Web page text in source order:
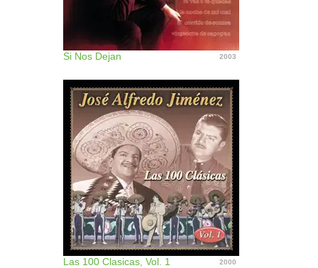
Si Nos Dejan 2003
Las 100 Clasicas, Vol. 1 2000